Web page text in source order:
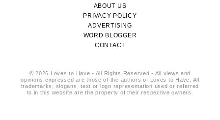
ABOUT US
PRIVACY POLICY
ADVERTISING
WORD BLOGGER
CONTACT
© 2026 Loves to Have - All Rights Reserved - All views and
opinions expressed are those of the authors of Loves to Have. All
trademarks, slogans, text or logo representation used or referred
to in this website are the property of their respective owners.